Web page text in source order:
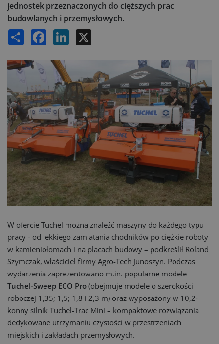
jednostek przeznaczonych do cięższych prac
budowlanych i przemysłowych.
Share Facebook LinkedIn
W ofercie Tuchel można znaleźć maszyny do każdego typu
pracy - od lekkiego zamiatania chodników po ciężkie roboty
w kamieniołomach i na placach budowy – podkreślił Roland
Szymczak, właściciel firmy Agro-Tech Junoszyn. Podczas
wydarzenia zaprezentowano m.in. popularne modele
Tuchel-Sweep ECO Pro (obejmuje modele o szerokości
roboczej 1,35; 1,5; 1,8 i 2,3 m) oraz wyposażony w 10,2-
konny silnik Tuchel-Trac Mini – kompaktowe rozwiązania
dedykowane utrzymaniu czystości w przestrzeniach
miejskich i zakładach przemysłowych.